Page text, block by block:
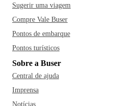
Sugerir uma viagem
Compre Vale Buser
Pontos de embarque
Pontos turísticos
Sobre a Buser
Central de ajuda
Imprensa
Notícias